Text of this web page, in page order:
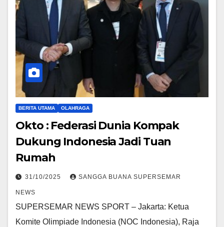
BERITA UTAMA OLAHRAGA
Okto : Federasi Dunia Kompak
Dukung Indonesia Jadi Tuan
Rumah
31/10/2025 SANGGA BUANA SUPERSEMAR
NEWS
SUPERSEMAR NEWS SPORT – Jakarta: Ketua
Komite Olimpiade Indonesia (NOC Indonesia), Raja